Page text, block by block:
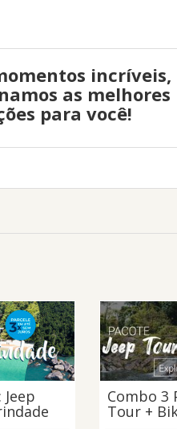
incríveis,
as melhores
para você!
Combo 3
Tour +